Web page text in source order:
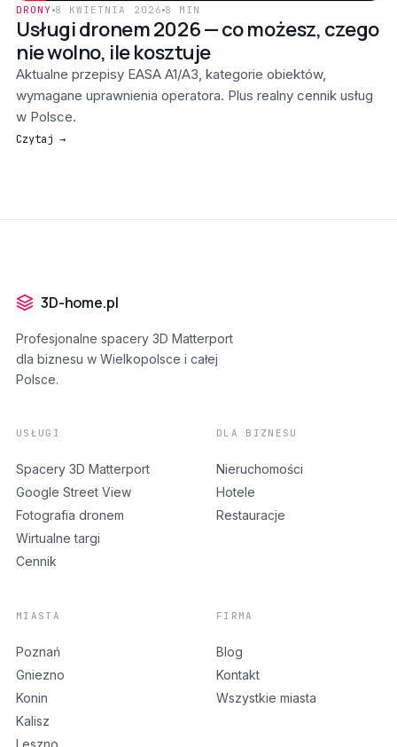
DRONY 8 KWIETNIA 2026 8 MIN
Usługi dronem 2026 — co możesz, czego
nie wolno, ile kosztuje
Aktualne przepisy EASA A1/A3, kategorie obiektów,
wymagane uprawnienia operatora. Plus realny cennik usług
w Polsce.
Czytaj →
3D-home.pl
Profesjonalne spacery 3D Matterport
dla biznesu w Wielkopolsce i całej
Polsce.
USŁUGI
Spacery 3D Matterport
Google Street View
Fotografia dronem
Wirtualne targi
Cennik
DLA BIZNESU
Nieruchomości
Hotele
Restauracje
MIASTA
Poznań
Gniezno
Konin
Kalisz
Leszno
FIRMA
Blog
Kontakt
Wszystkie miasta